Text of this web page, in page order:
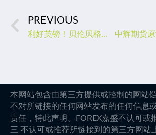
PREVIOUS
利好英镑！贝伦贝格称超低利率时代已结束，英国经济前景充满希望
本网站包含由第三方提供或控制的网站
不对所链接的任何网站发布的任何信息
责任，特此声明。FOREX嘉盛不认可或
三 不认可或推荐所链接到的第三方网站